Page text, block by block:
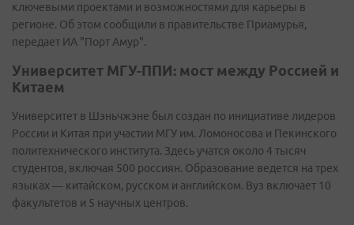
ключевыми проектами и возможностями для карьеры в
регионе. Об этом сообщили в правительстве Приамурья,
передает ИА "Порт Амур".
Университет МГУ-ППИ: мост между Россией и
Китаем
Университет в Шэньчжэне был создан по инициативе лидеров
России и Китая при участии МГУ им. Ломоносова и Пекинского
политехнического института. Здесь учатся около 4 тысяч
студентов, включая 500 россиян. Образование ведется на трех
языках — китайском, русском и английском. Вуз включает 10
факультетов и 5 научных центров.